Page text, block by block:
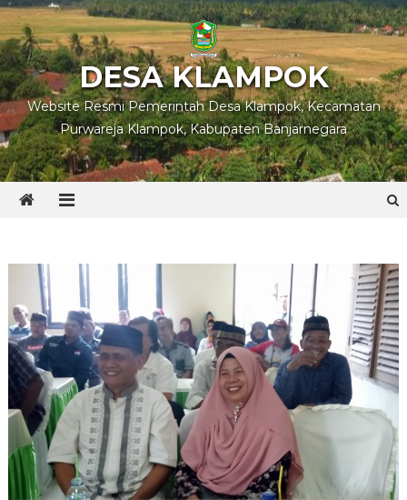
Skip
to
content
DESA KLAMPOK
Website Resmi Pemerintah Desa Klampok, Kecamatan
Purwareja Klampok, Kabupaten Banjarnegara